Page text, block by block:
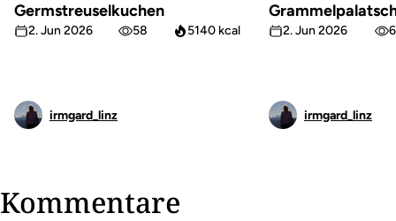
Germstreuselkuchen
2. Jun 2026 58 5140 kcal
irmgard_linz
2. Jun 2026
irmgard_linz
Kommentare